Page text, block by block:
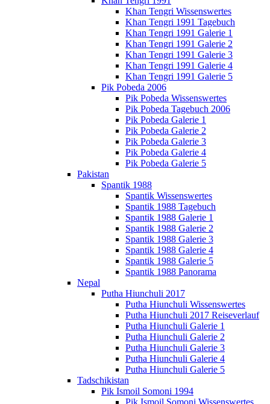
Khan Tengri Wissenswertes
Khan Tengri 1991 Tagebuch
Khan Tengri 1991 Galerie 1
Khan Tengri 1991 Galerie 2
Khan Tengri 1991 Galerie 3
Khan Tengri 1991 Galerie 4
Khan Tengri 1991 Galerie 5
Pik Pobeda 2006
Pik Pobeda Wissenswertes
Pik Pobeda Tagebuch 2006
Pik Pobeda Galerie 1
Pik Pobeda Galerie 2
Pik Pobeda Galerie 3
Pik Pobeda Galerie 4
Pik Pobeda Galerie 5
Pakistan
Spantik 1988
Spantik Wissenswertes
Spantik 1988 Tagebuch
Spantik 1988 Galerie 1
Spantik 1988 Galerie 2
Spantik 1988 Galerie 3
Spantik 1988 Galerie 4
Spantik 1988 Galerie 5
Spantik 1988 Panorama
Nepal
Putha Hiunchuli 2017
Putha Hiunchuli Wissenswertes
Putha Hiunchuli 2017 Reiseverlauf
Putha Hiunchuli Galerie 1
Putha Hiunchuli Galerie 2
Putha Hiunchuli Galerie 3
Putha Hiunchuli Galerie 4
Putha Hiunchuli Galerie 5
Tadschikistan
Pik Ismoil Somoni 1994